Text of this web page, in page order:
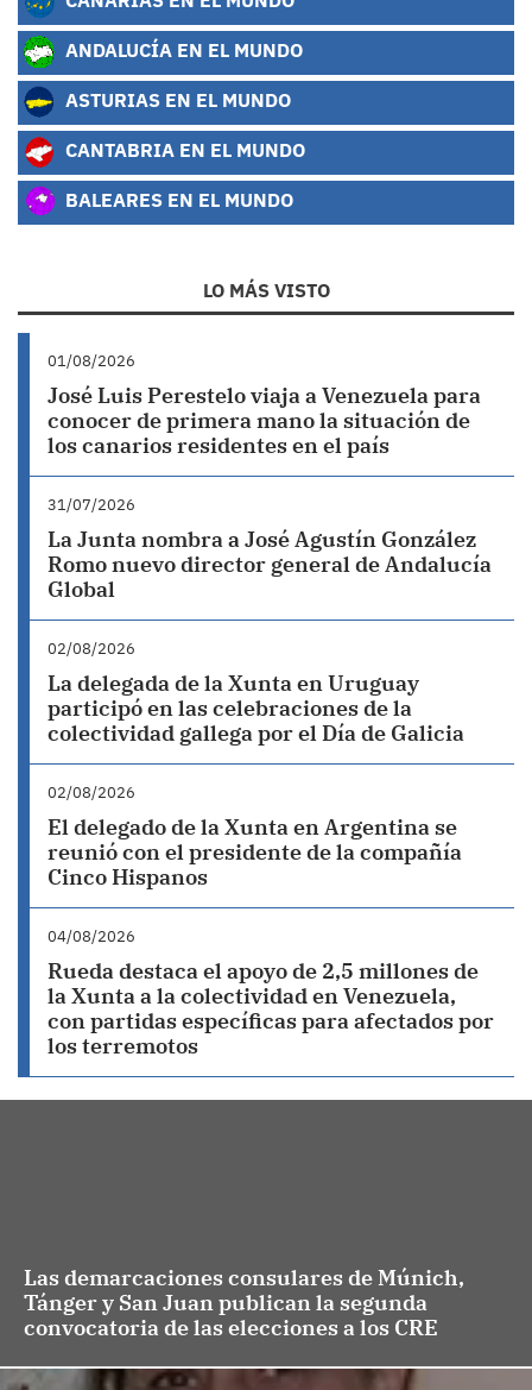
ANDALUCÍA EN EL MUNDO
ASTURIAS EN EL MUNDO
CANTABRIA EN EL MUNDO
BALEARES EN EL MUNDO
LO MÁS VISTO
01/08/2026
José Luis Perestelo viaja a Venezuela para
conocer de primera mano la situación de
los canarios residentes en el país
31/07/2026
La Junta nombra a José Agustín González
Romo nuevo director general de Andalucía
Global
02/08/2026
La delegada de la Xunta en Uruguay
participó en las celebraciones de la
colectividad gallega por el Día de Galicia
02/08/2026
El delegado de la Xunta en Argentina se
reunió con el presidente de la compañía
Cinco Hispanos
04/08/2026
Rueda destaca el apoyo de 2,5 millones de
la Xunta a la colectividad en Venezuela,
con partidas específicas para afectados por
los terremotos
Las demarcaciones consulares de Múnich,
Tánger y San Juan publican la segunda
convocatoria de las elecciones a los CRE